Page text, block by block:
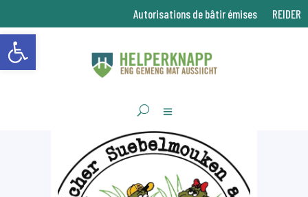
Ouvrir la barre d’outils
Autorisations de bâtir émises REIDER